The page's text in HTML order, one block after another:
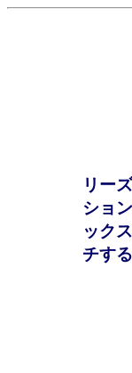
リー
ショ
ック
チす